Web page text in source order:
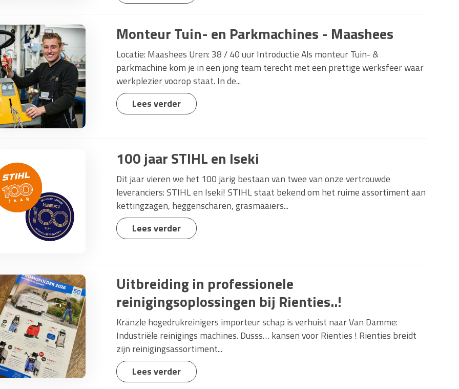
Monteur Tuin- en Parkmachines - Maashees
Locatie: Maashees Uren: 38 / 40 uur Introductie Als monteur Tuin- &
parkmachine kom je in een jong team terecht met een prettige werksfeer waar
werkplezier voorop staat. In de...
Lees verder
100 jaar STIHL en Iseki
Dit jaar vieren we het 100 jarig bestaan van twee van onze vertrouwde
leveranciers: STIHL en Iseki! STIHL staat bekend om het ruime assortiment aan
kettingzagen, heggenscharen, grasmaaiers...
Lees verder
Uitbreiding in professionele
reinigingsoplossingen bij Rienties..!
Kränzle hogedrukreinigers importeur schap is verhuist naar Van Damme:
Industriële reinigings machines. Dusss… kansen voor Rienties ! Rienties breidt
zijn reinigingsassortiment...
Lees verder